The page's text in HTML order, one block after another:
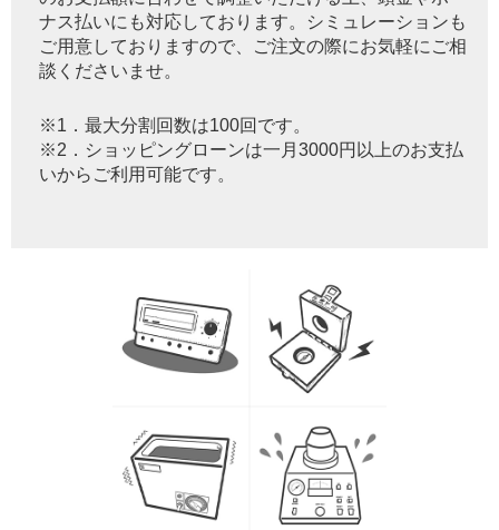
ナス払いにも対応しております。シミュレーションも
ご用意しておりますので、ご注文の際にお気軽にご相
談くださいませ。
※1．最大分割回数は100回です。
※2．ショッピングローンは一月3000円以上のお支払
いからご利用可能です。